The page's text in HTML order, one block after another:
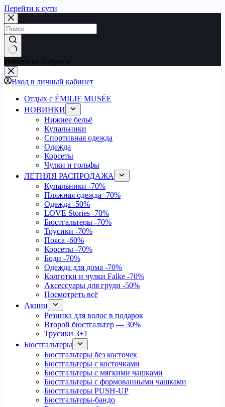
Перейти к сути
Ничего не найдено
Вход в личный кабинет
Отдых с ÉMILIE MUSÉE
НОВИНКИ
Нижнее бельё
Купальники
Спортивная одежда
Одежда
Корсеты
Чулки и гольфы
ЛЕТНЯЯ РАСПРОДАЖА
Купальники -70%
Пляжная одежда -70%
Одежда -50%
LOVE Stories -70%
Бюстгальтеры -70%
Трусики -70%
Пояса -60%
Корсеты -70%
Боди -70%
Одежда для дома -70%
Колготки и чулки Falke -70%
Аксессуары для груди -50%
Посмотреть всё
Акции
Резинка для волос в подарок
Второй бюстгальтер — 30%
Трусики 3+1
Бюстгальтеры
Бюстгальтеры без косточек
Бюстгальтеры с косточками
Бюстгальтеры с мягкими чашками
Бюстгальтеры с формованными чашками
Бюстгальтеры PUSH-UP
Бюстгальтеры-бандо